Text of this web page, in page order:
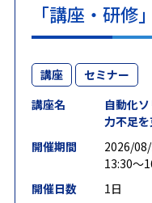
「講座・研修
講座
セミナー
講座名
自動化
力不足を
開催期間
2026/
13:30～
開催日数
1日